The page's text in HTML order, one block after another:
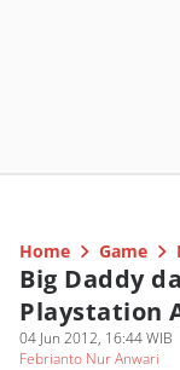
Home Game
Big Daddy
Playstation
04 Jun 2012, 16:44 WIB
Febrianto Nur Anwari